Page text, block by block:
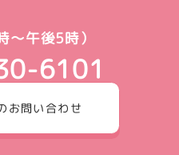
～午後5時）
6101
お問い合わせ